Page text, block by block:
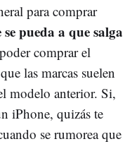
para comprar
pueda a que salga
comprar el
las marcas suelen
modelo anterior. Si,
iPhone, quizás te
se rumorea que